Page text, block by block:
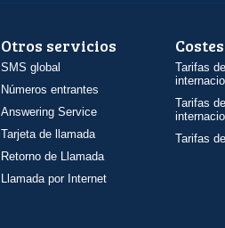
Otros servicios
SMS global
Números entrantes
Answering Service
Tarjeta de llamada
Retorno de Llamada
Llamada por Internet
Costes
Tarifas
Tarifas
Tarifas